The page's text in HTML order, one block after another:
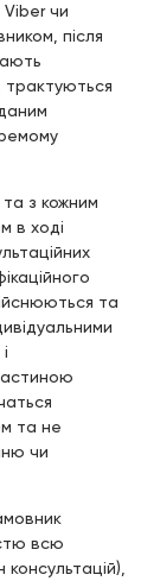
чи
після
з кожним
в ході
та
та не
чи
всю
консультацій),